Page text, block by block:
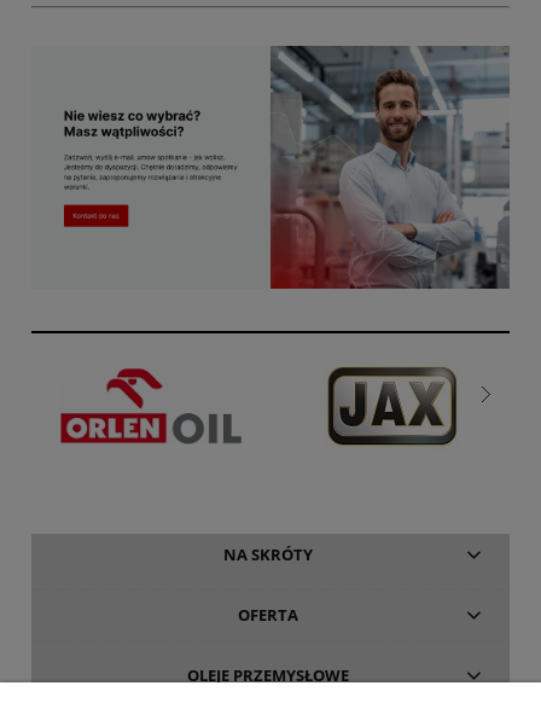
NA SKRÓTY
OFERTA
OLEJE PRZEMYSŁOWE